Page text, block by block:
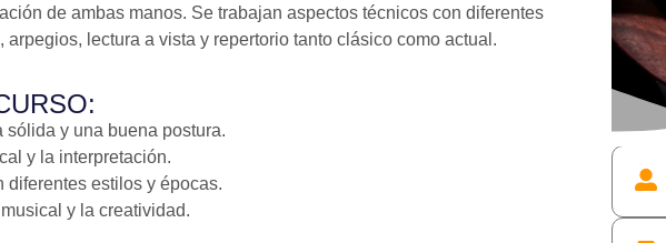
de ambas manos. Se trabajan aspectos técnicos con diferentes
lectura a vista y repertorio tanto clásico como actual.
sólida y una buena postura.
y la interpretación.
diferentes estilos y épocas.
y la creatividad.